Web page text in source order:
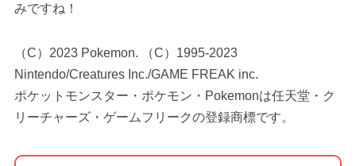
みですね！
（C）2023 Pokemon. （C）1995-2023
Nintendo/Creatures Inc./GAME FREAK inc.
ポケットモンスター・ポケモン・Pokemonは任天堂・ク
リーチャーズ・ゲームフリークの登録商標です。